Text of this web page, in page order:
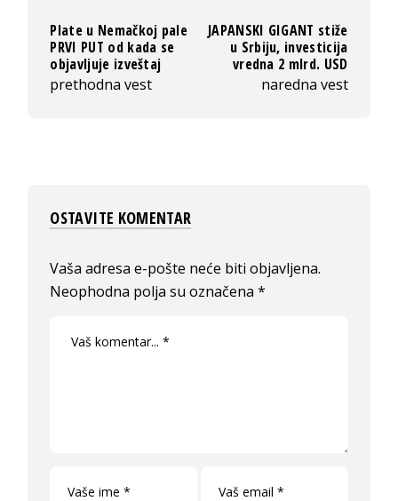
Plate u Nemačkoj pale
PRVI PUT od kada se
objavljuje izveštaj
prethodna vest
JAPANSKI GIGANT stiže
u Srbiju, investicija
vredna 2 mlrd. USD
naredna vest
OSTAVITE KOMENTAR
Vaša adresa e-pošte neće biti objavljena.
Neophodna polja su označena*